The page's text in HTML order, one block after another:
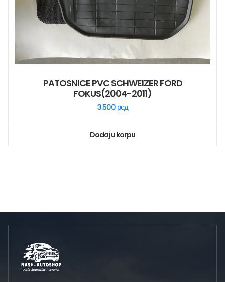
PATOSNICE PVC SCHWEIZER FORD
FOKUS(2004-2011)
3.500 рсд
Dodaj u korpu